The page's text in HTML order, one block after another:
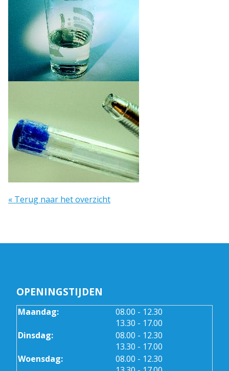
« Terug naar het overzicht
OPENINGSTIJDEN
Maandag: 08.00 tot
- 12.30
13.30 tot
- 17.00
Dinsdag:
08.00 tot
- 12.30
13.30 tot
- 17.00
Woensdag:
08.00 tot
- 12.30